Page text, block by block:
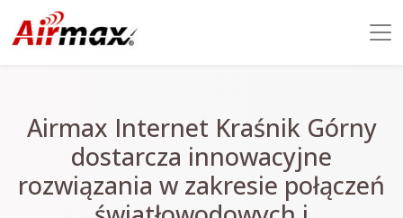
Airmax Internet Kraśnik Górny
dostarcza innowacyjne
rozwiązania w zakresie połączeń